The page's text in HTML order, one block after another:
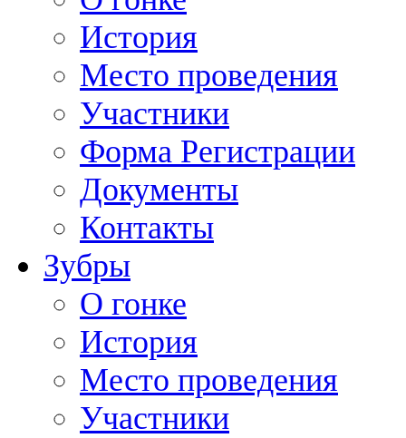
История
Место проведения
Участники
Форма Регистрации
Документы
Контакты
Зубры
О гонке
История
Место проведения
Участники